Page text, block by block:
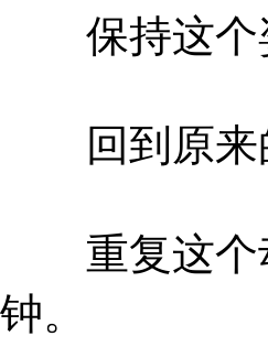
保持这个
回到原来
重复这个动
钟。